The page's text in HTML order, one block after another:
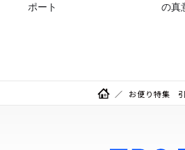
ポート
の真
お便り特集